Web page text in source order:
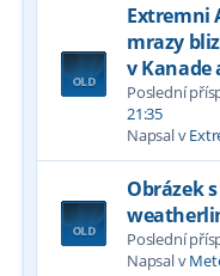
Extremni
mrazy
v Kanade
Poslední
21:35
Napsal v
Obrázek
Poslední
Napsal v